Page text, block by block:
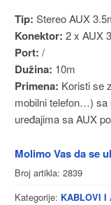
Tip: Stereo AUX
Konektor: 2 x AUX
Port: /
Dužina: 10m
Primena: Koristi se
mobilni telefon…) sa
uređajima sa AUX
Molimo Vas da se
Broj artikla: 2839
Kategorije: KABLOVI I